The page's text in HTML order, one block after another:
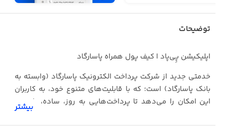
توضیحات
اپلیکیشن پِی‌پاد | کیف پول همراه پاسارگاد
خدمتی جدید از شرکت پرداخت الکترونیک پاسارگاد (وابسته به
بانک پاسارگاد) است؛ که با قابلیت‌‏های متنوع خود، به کاربران
این امکان را می‏‌دهد تا پرداخت‏‌هایی به روز، ساده، راحت و
بیشتر